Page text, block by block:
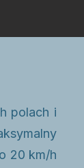
polach i
20 km/h